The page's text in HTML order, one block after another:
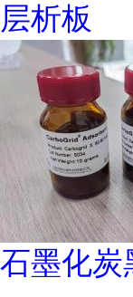
层析板
石墨化炭